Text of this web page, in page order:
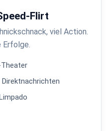
Flirt
viel Action.